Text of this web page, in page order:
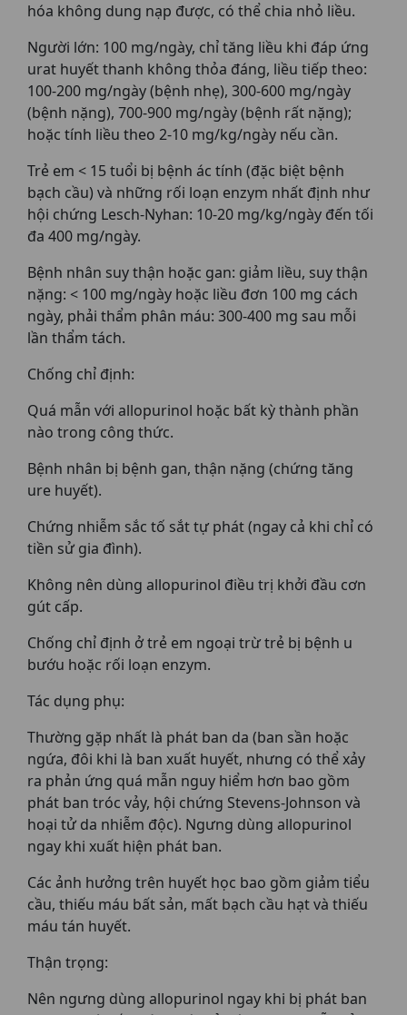
hóa không dung nạp được, có thể chia nhỏ liều.
Người lớn: 100 mg/ngày, chỉ tăng liều khi đáp ứng
urat huyết thanh không thỏa đáng, liều tiếp theo:
100-200 mg/ngày (bệnh nhẹ), 300-600 mg/ngày
(bệnh nặng), 700-900 mg/ngày (bệnh rất nặng);
hoặc tính liều theo 2-10 mg/kg/ngày nếu cần.
Trẻ em < 15 tuổi bị bệnh ác tính (đặc biệt bệnh
bạch cầu) và những rối loạn enzym nhất định như
hội chứng Lesch-Nyhan: 10-20 mg/kg/ngày đến tối
đa 400 mg/ngày.
Bệnh nhân suy thận hoặc gan: giảm liều, suy thận
nặng: < 100 mg/ngày hoặc liều đơn 100 mg cách
ngày, phải thẩm phân máu: 300-400 mg sau mỗi
lần thẩm tách.
Chống chỉ định:
Quá mẫn với allopurinol hoặc bất kỳ thành phần
nào trong công thức.
Bệnh nhân bị bệnh gan, thận nặng (chứng tăng
ure huyết).
Chứng nhiễm sắc tố sắt tự phát (ngay cả khi chỉ có
tiền sử gia đình).
Không nên dùng allopurinol điều trị khởi đầu cơn
gút cấp.
Chống chỉ định ở trẻ em ngoại trừ trẻ bị bệnh u
bướu hoặc rối loạn enzym.
Tác dụng phụ:
Thường gặp nhất là phát ban da (ban sần hoặc
ngứa, đôi khi là ban xuất huyết, nhưng có thể xảy
ra phản ứng quá mẫn nguy hiểm hơn bao gồm
phát ban tróc vảy, hội chứng Stevens-Johnson và
hoại tử da nhiễm độc). Ngưng dùng allopurinol
ngay khi xuất hiện phát ban.
Các ảnh hưởng trên huyết học bao gồm giảm tiểu
cầu, thiếu máu bất sản, mất bạch cầu hạt và thiếu
máu tán huyết.
Thận trọng:
Nên ngưng dùng allopurinol ngay khi bị phát ban